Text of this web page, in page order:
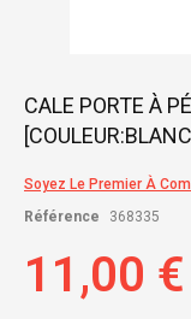
Skip
the
of
images
CALE PORTE À
Soyez Le Premier À
Référence
368335
11,00 €